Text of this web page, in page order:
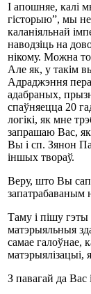
І апошняе, калі
гісторыю”, мы не
каланіяльнай
наводзіць на
нікому. Можна
Але як, у такім
Адраджэння
адабраных,
спаўняецца 20
логікі, як мне
запрашаю Вас, як
Вы і сп. Зянон
іншых твораў.
Веру, што Вы
запатрабаваным
Таму і пішу гэты
матэрыяльныя
самае галоўнае,
матэрыялізацыі,
З павагай да Вас